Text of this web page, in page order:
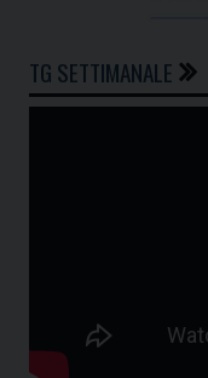
TG SETTIMANALE